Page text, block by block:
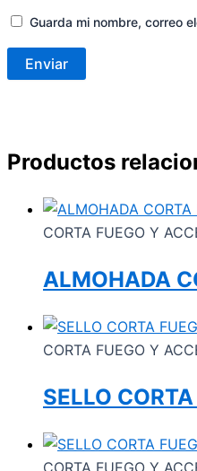
Guarda mi nombre, correo
Productos
CORTA FUEGO Y
ALMOHADA
CORTA FUEGO Y
SELLO
CORTA FUEGO Y